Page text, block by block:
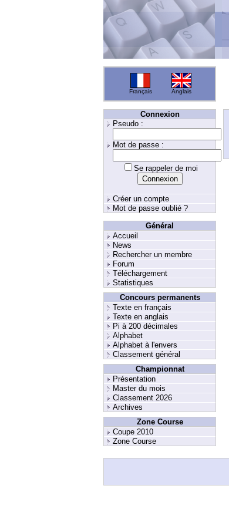
Français Anglais
Connexion
Pseudo :
Mot de passe :
Se rappeler de moi
Créer un compte
Mot de passe oublié ?
Général
Accueil
News
Rechercher un membre
Forum
Téléchargement
Statistiques
Concours permanents
Texte en français
Texte en anglais
Pi à 200 décimales
Alphabet
Alphabet à l'envers
Classement général
Championnat
Présentation
Master du mois
Classement 2026
Archives
Zone Course
Coupe 2010
Zone Course